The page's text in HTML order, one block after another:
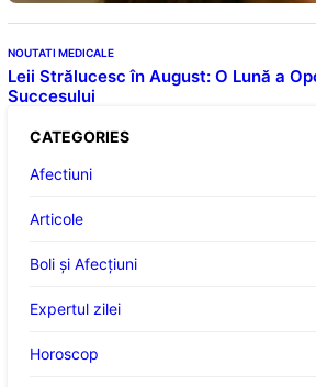
NOUTATI MEDICALE
Leii Strălucesc în August: O Lună a
Succesului
CATEGORIES
Afectiuni
Articole
Boli și Afecțiuni
Expertul zilei
Horoscop